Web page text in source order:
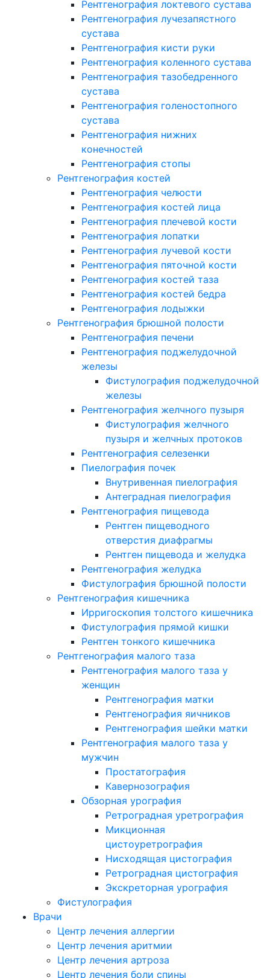
Рентгенография локтевого сустава
Рентгенография лучезапястного
сустава
Рентгенография кисти руки
Рентгенография коленного сустава
Рентгенография тазобедренного
сустава
Рентгенография голеностопного
сустава
Рентгенография нижних
конечностей
Рентгенография стопы
Рентгенография костей
Рентгенография челюсти
Рентгенография костей лица
Рентгенография плечевой кости
Рентгенография лопатки
Рентгенография лучевой кости
Рентгенография пяточной кости
Рентгенография костей таза
Рентгенография костей бедра
Рентгенография лодыжки
Рентгенография брюшной полости
Рентгенография печени
Рентгенография поджелудочной
железы
Фистулография поджелудочной
железы
Рентгенография желчного пузыря
Фистулография желчного
пузыря и желчных протоков
Рентгенография селезенки
Пиелография почек
Внутривенная пиелография
Антеградная пиелография
Рентгенография пищевода
Рентген пищеводного
отверстия диафрагмы
Рентген пищевода и желудка
Рентгенография желудка
Фистулография брюшной полости
Рентгенография кишечника
Ирригоскопия толстого кишечника
Фистулография прямой кишки
Рентген тонкого кишечника
Рентгенография малого таза
Рентгенография малого таза у
женщин
Рентгенография матки
Рентгенография яичников
Рентгенография шейки матки
Рентгенография малого таза у
мужчин
Простатография
Кавернозография
Обзорная урография
Ретроградная уретрография
Микционная
цистоуретрография
Нисходящая цистография
Ретроградная цистография
Экскреторная урография
Фистулография
Врачи
Центр лечения аллергии
Центр лечения аритмии
Центр лечения артроза
Центр лечения боли спины